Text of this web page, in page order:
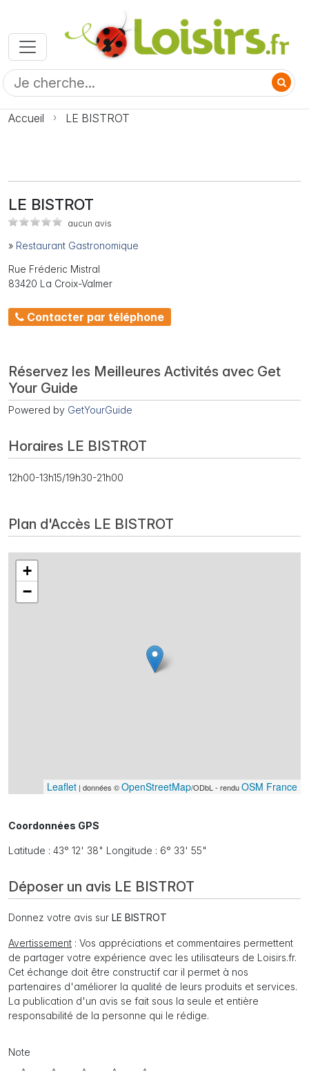
Accueil LE BISTROT
LE BISTROT
aucun avis
» Restaurant Gastronomique
Rue Fréderic Mistral
83420 La Croix-Valmer
Contacter par téléphone
Réservez les Meilleures Activités avec Get
Your Guide
Powered by GetYourGuide
Horaires LE BISTROT
12h00-13h15/19h30-21h00
Plan d'Accès LE BISTROT
+
−
Leaflet | données ©OpenStreetMap/ODbL - renduOSM France
Coordonnées GPS
Latitude : 43° 12' 38" Longitude : 6° 33' 55"
Déposer un avis LE BISTROT
Donnez votre avis sur LE BISTROT
Avertissement : Vos appréciations et commentaires permettent
de partager votre expérience avec les utilisateurs de Loisirs.fr.
Cet échange doit être constructif car il permet à nos
partenaires d'améliorer la qualité de leurs produits et services.
La publication d'un avis se fait sous la seule et entière
responsabilité de la personne qui le rédige.
Note